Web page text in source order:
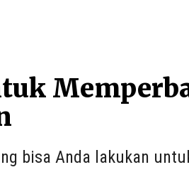
bisa Anda lakukan